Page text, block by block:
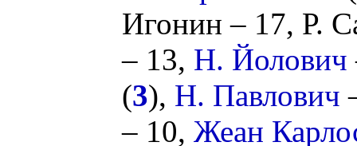
Игонин – 17, Р.
– 13, Н. Йолович
(3), Н. Павлович
– 10, Жеан